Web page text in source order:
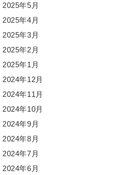
2025年5月
2025年4月
2025年3月
2025年2月
2025年1月
2024年12月
2024年11月
2024年10月
2024年9月
2024年8月
2024年7月
2024年6月